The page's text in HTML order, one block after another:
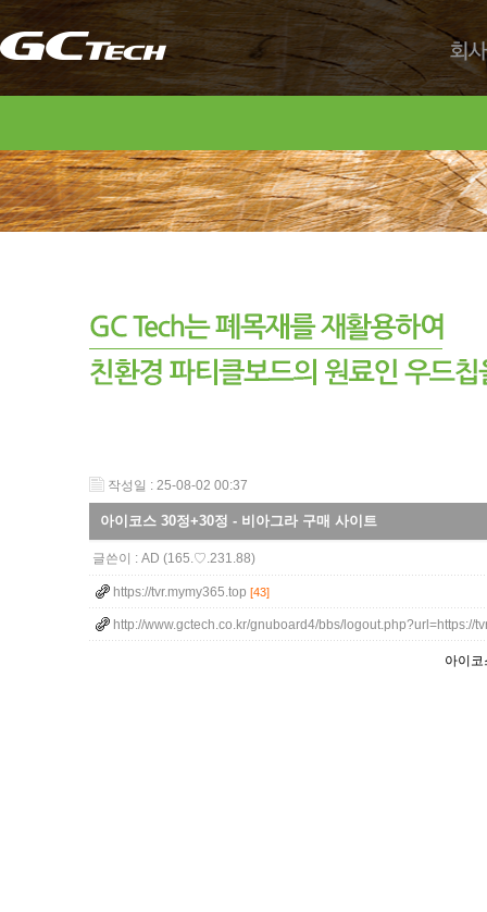
회사
작성일 : 25-08-02 00:37
아이코스 30정+30정 - 비아그라 구매 사이트
글쓴이 : AD (165.♡.231.88)
https://tvr.mymy365.top [43]
http://www.gctech.co.kr/gnuboard4/bbs/logout.php?url=https://
아이